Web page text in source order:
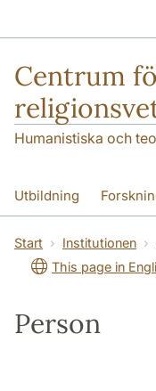
Centrum
Humanistiska och
Utbildning
Institutionen
Start Institutionen
This page in
Person